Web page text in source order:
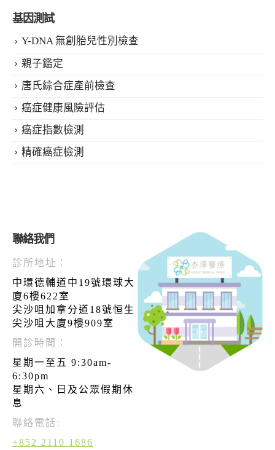
基因測試
Y-DNA 無創胎兒性別檢查
親子鑑定
唐氏綜合症產前檢查
癌症健康風險評估
癌症指數檢測
精確癌症檢測
聯絡我們
診所地址：
中環德輔道中19號環球大
廈6樓622室
尖沙咀加拿分道18號恒生
尖沙咀大廈9樓909室
開診時間：
星期一至五 9:30am-
6:30pm
星期六、日及公眾假期休
息
聯絡電話:
+852 2110 1686